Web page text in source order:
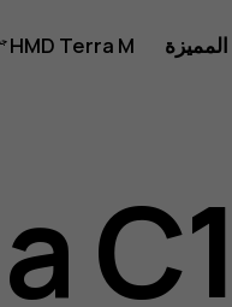
HMD Terra M